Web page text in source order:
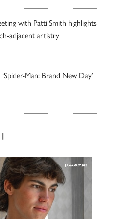
with Patti Smith highlights
adjacent artistry
Man: Brand New Day’
|